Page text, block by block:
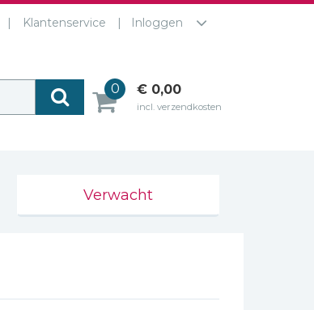
Klantenservice Inloggen
0 € 0,00
incl. verzendkosten
Verwacht